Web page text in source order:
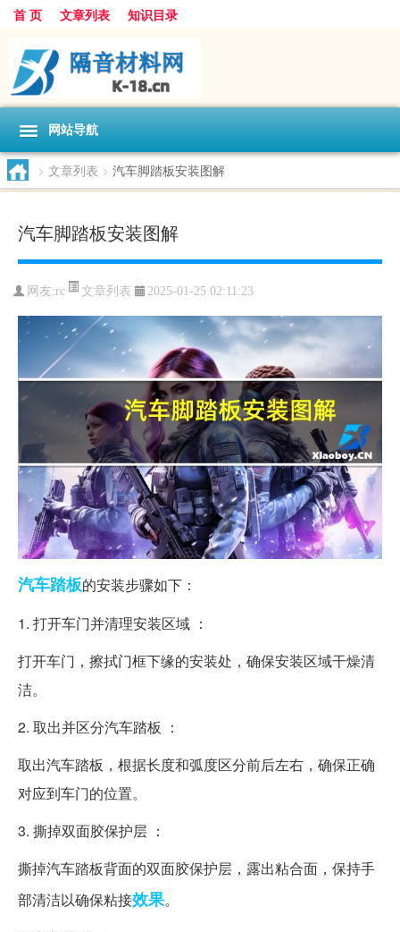
首 页 文章列表 知识目录
网站导航
> 文章列表 > 汽车脚踏板安装图解
汽车脚踏板安装图解
网友:rc 文章列表 2025-01-25 02:11:23
汽车踏板的安装步骤如下：
1. 打开车门并清理安装区域 ：
打开车门，擦拭门框下缘的安装处，确保安装区域干燥清
洁。
2. 取出并区分汽车踏板 ：
取出汽车踏板，根据长度和弧度区分前后左右，确保正确
对应到车门的位置。
3. 撕掉双面胶保护层 ：
撕掉汽车踏板背面的双面胶保护层，露出粘合面，保持手
部清洁以确保粘接效果。